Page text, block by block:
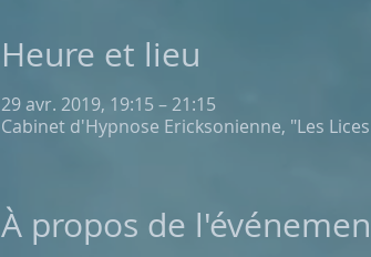
Heure et lieu
29 avr. 2019, 19:15 – 21:15
Cabinet d'Hypnose Ericksonienne, "Les
À propos de